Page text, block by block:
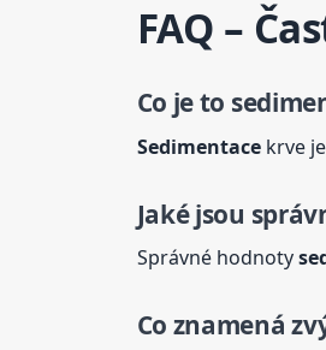
FAQ –
Co je to
Sedimentacekrve
Jaké jsou
Správné hodnoty
Co znamená